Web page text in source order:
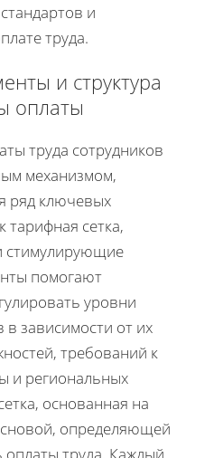
и
труда.
и структура
оплаты
труда сотрудников
механизмом,
ряд ключевых
тарифная сетка,
стимулирующие
помогают
уровни
в зависимости от их
требований к
и региональных
основанная на
определяющей
труда. Каждый